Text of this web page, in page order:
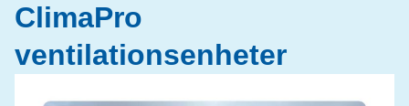
ClimaPro
ventilationsenheter